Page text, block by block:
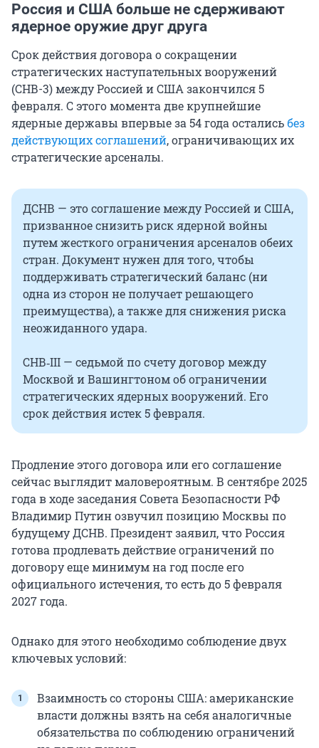
Россия и США больше не сдерживают
ядерное оружие друг друга
Срок действия договора о сокращении
стратегических наступательных вооружений
(СНВ-3) между Россией и США закончился 5
февраля. С этого момента две крупнейшие
ядерные державы впервые за 54 года осталисьбез
действующих соглашений, ограничивающих их
стратегические арсеналы.
ДСНВ — это соглашение между Россией и США,
призванное снизить риск ядерной войны
путем жесткого ограничения арсеналов обеих
стран. Документ нужен для того, чтобы
поддерживать стратегический баланс (ни
одна из сторон не получает решающего
преимущества), а также для снижения риска
неожиданного удара.
СНВ‑III — седьмой по счету договор между
Москвой и Вашингтоном об ограничении
стратегических ядерных вооружений. Его
срок действия истек 5 февраля.
Продление этого договора или его соглашение
сейчас выглядит маловероятным. В сентябре 2025
года в ходе заседания Совета Безопасности РФ
Владимир Путин озвучил позицию Москвы по
будущему ДСНВ. Президент заявил, что Россия
готова продлевать действие ограничений по
договору еще минимум на год после его
официального истечения, то есть до 5 февраля
2027 года.
Однако для этого необходимо соблюдение двух
ключевых условий:
Взаимность со стороны США: американские
власти должны взять на себя аналогичные
обязательства по соблюдению ограничений